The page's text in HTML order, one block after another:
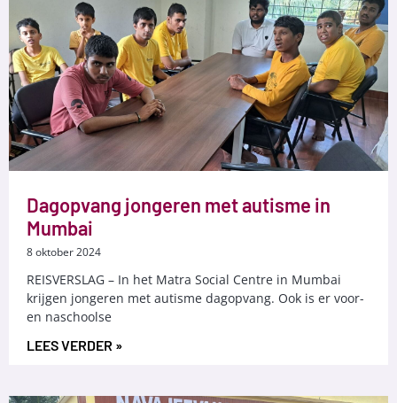
Dagopvang jongeren met autisme in
Mumbai
8 oktober 2024
REISVERSLAG – In het Matra Social Centre in Mumbai
krijgen jongeren met autisme dagopvang. Ook is er voor-
en naschoolse
LEES VERDER »